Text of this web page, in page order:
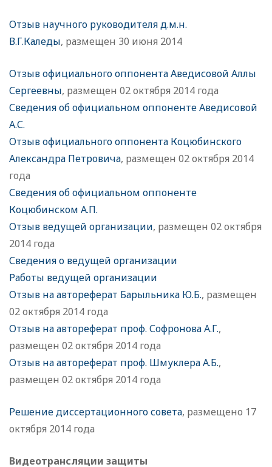
Отзыв научного руководителя д.м.н.
В.Г.Каледы, размещен 30 июня 2014
Отзыв официального оппонента Аведисовой Аллы
Сергеевны, размещен 02 октября 2014 года
Сведения об официальном оппоненте Аведисовой
А.С.
Отзыв официального оппонента Коцюбинского
Александра Петровича, размещен 02 октября 2014
года
Сведения об официальном оппоненте
Коцюбинском А.П.
Отзыв ведущей организации, размещен 02 октября
2014 года
Сведения о ведущей организации
Работы ведущей организации
Отзыв на автореферат Барыльника Ю.Б., размещен
02 октября 2014 года
Отзыв на автореферат проф. Софронова А.Г.,
размещен 02 октября 2014 года
Отзыв на автореферат проф. Шмуклера А.Б.,
размещен 02 октября 2014 года
Решение диссертационного совета, размещено 17
октября 2014 года
Видеотрансляции защиты